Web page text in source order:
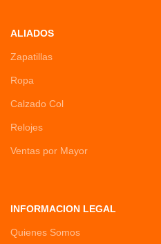
ALIADOS
Zapatillas
Ropa
Calzado Col
Relojes
Ventas por Mayor
INFORMACION LEGAL
Quienes Somos